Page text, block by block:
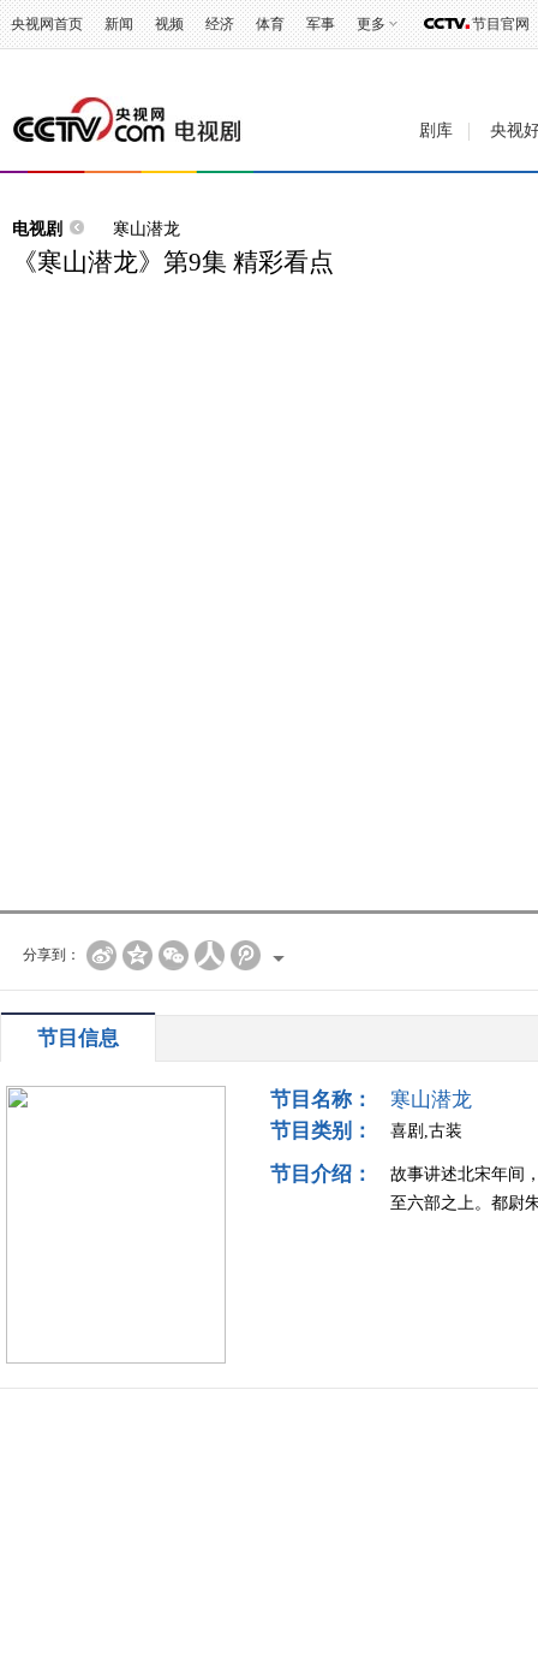
央视网首页 新闻 视频 经济 体育 军事 更多 节目官网
剧库 央视
电视剧 寒山潜龙
《寒山潜龙》第9集 精彩看点
分享到：
节目信息
节目名称：
寒山潜龙
节目类别：
喜剧,古装
节目介绍：
故事讲述北宋年间
至六部之上。都尉